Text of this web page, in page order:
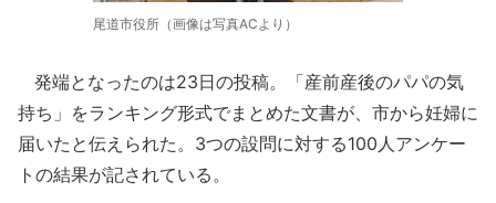
尾道市役所（画像は写真ACより）
発端となったのは23日の投稿。「産前産後のパパの気
持ち」をランキング形式でまとめた文書が、市から妊婦に
届いたと伝えられた。3つの設問に対する100人アンケー
トの結果が記されている。